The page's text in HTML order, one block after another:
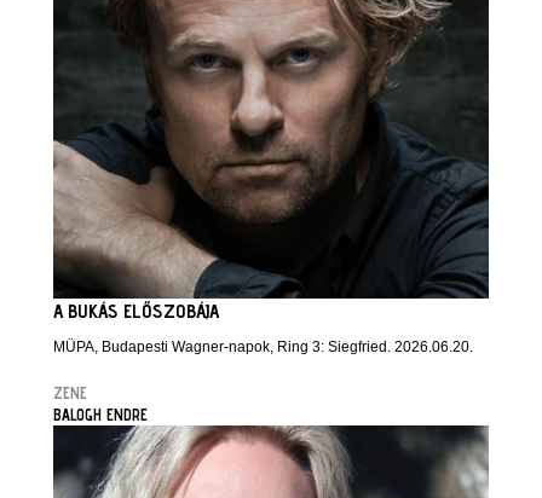
A BUKÁS ELŐSZOBÁJA
MÜPA, Budapesti Wagner-napok, Ring 3: Siegfried. 2026.06.20.
ZENE
BALOGH ENDRE